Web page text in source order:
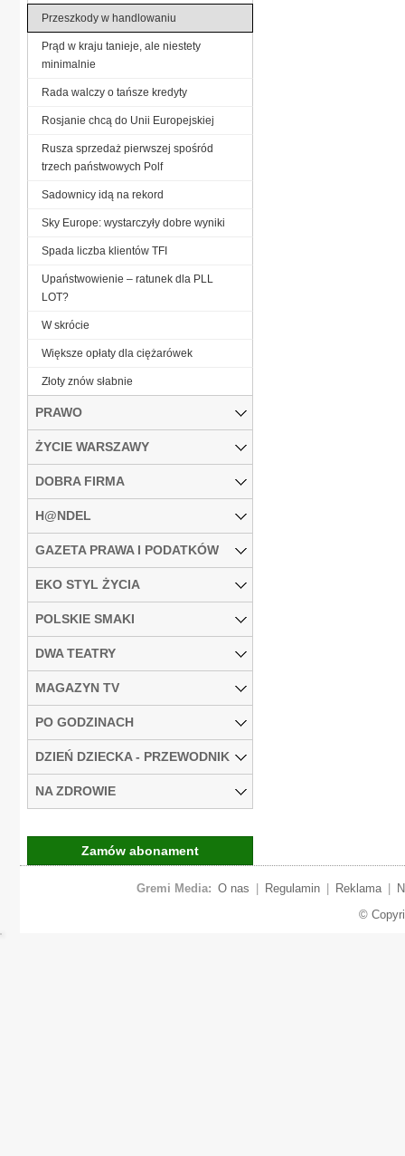
Przeszkody w handlowaniu
Prąd w kraju tanieje, ale niestety
minimalnie
Rada walczy o tańsze kredyty
Rosjanie chcą do Unii Europejskiej
Rusza sprzedaż pierwszej spośród
trzech państwowych Polf
Sadownicy idą na rekord
Sky Europe: wystarczyły dobre wyniki
Spada liczba klientów TFI
Upaństwowienie – ratunek dla PLL
LOT?
W skrócie
Większe opłaty dla ciężarówek
Złoty znów słabnie
PRAWO
ŻYCIE WARSZAWY
DOBRA FIRMA
H@NDEL
GAZETA PRAWA I PODATKÓW
EKO STYL ŻYCIA
POLSKIE SMAKI
DWA TEATRY
MAGAZYN TV
PO GODZINACH
DZIEŃ DZIECKA - PRZEWODNIK
NA ZDROWIE
Zamów abonament
Gremi Media: O nas Regulamin Reklama
©